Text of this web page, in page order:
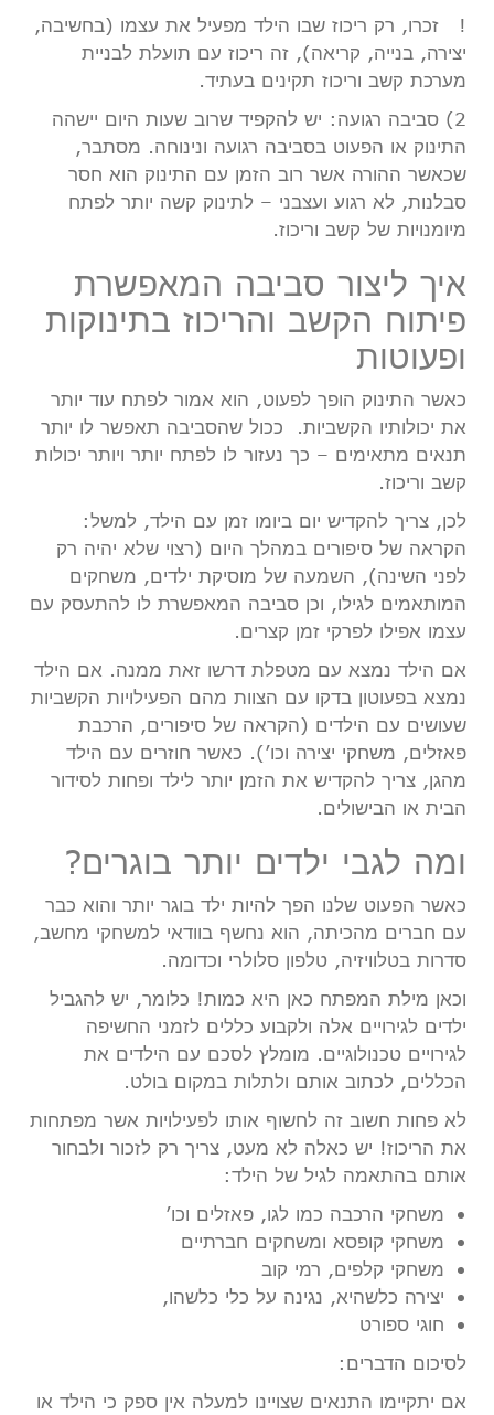
! זכרו, רק ריכוז שבו הילד מפעיל את עצמו (בחשיבה,
יצירה, בנייה, קריאה), זה ריכוז עם תועלת לבניית
מערכת קשב וריכוז תקינים בעתיד.
2) סביבה רגועה: יש להקפיד שרוב שעות היום יישהה
התינוק או הפעוט בסביבה רגועה ונינוחה. מסתבר,
שכאשר ההורה אשר רוב הזמן עם התינוק הוא חסר
סבלנות, לא רגוע ועצבני – לתינוק קשה יותר לפתח
מיומנויות של קשב וריכוז.
איך ליצור סביבה המאפשרת
פיתוח הקשב והריכוז בתינוקות
ופעוטות
כאשר התינוק הופך לפעוט, הוא אמור לפתח עוד יותר
את יכולותיו הקשביות. ככול שהסביבה תאפשר לו יותר
תנאים מתאימים – כך נעזור לו לפתח יותר ויותר יכולות
קשב וריכוז.
לכן, צריך להקדיש יום ביומו זמן עם הילד, למשל:
הקראה של סיפורים במהלך היום (רצוי שלא יהיה רק
לפני השינה), השמעה של מוסיקת ילדים, משחקים
המותאמים לגילו, וכן סביבה המאפשרת לו להתעסק עם
עצמו אפילו לפרקי זמן קצרים.
אם הילד נמצא עם מטפלת דרשו זאת ממנה. אם הילד
נמצא בפעוטון בדקו עם הצוות מהם הפעילויות הקשביות
שעושים עם הילדים (הקראה של סיפורים, הרכבת
פאזלים, משחקי יצירה וכו’). כאשר חוזרים עם הילד
מהגן, צריך להקדיש את הזמן יותר לילד ופחות לסידור
הבית או הבישולים.
ומה לגבי ילדים יותר בוגרים?
כאשר הפעוט שלנו הפך להיות ילד בוגר יותר והוא כבר
עם חברים מהכיתה, הוא נחשף בוודאי למשחקי מחשב,
סדרות בטלוויזיה, טלפון סלולרי וכדומה.
וכאן מילת המפתח כאן היא כמות! כלומר, יש להגביל
ילדים לגירויים אלה ולקבוע כללים לזמני החשיפה
לגירויים טכנולוגיים. מומלץ לסכם עם הילדים את
הכללים, לכתוב אותם ולתלות במקום בולט.
לא פחות חשוב זה לחשוף אותו לפעילויות אשר מפתחות
את הריכוז! יש כאלה לא מעט, צריך רק לזכור ולבחור
אותם בהתאמה לגיל של הילד:
משחקי הרכבה כמו לגו, פאזלים וכו’
משחקי קופסא ומשחקים חברתיים
משחקי קלפים, רמי קוב
יצירה כלשהיא, נגינה על כלי כלשהו,
חוגי ספורט
לסיכום הדברים:
אם יתקיימו התנאים שצויינו למעלה אין ספק כי הילד או